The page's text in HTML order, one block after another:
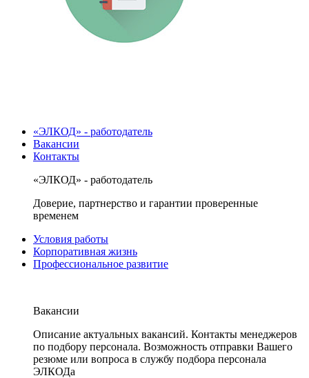
«ЭЛКОД» - работодатель
Вакансии
Контакты
«ЭЛКОД» - работодатель
Доверие, партнерство и гарантии проверенные
временем
Условия работы
Корпоративная жизнь
Профессиональное развитие
Вакансии
Описание актуальных вакансий. Контакты менеджеров
по подбору персонала. Возможность отправки Вашего
резюме или вопроса в службу подбора персонала
ЭЛКОДа